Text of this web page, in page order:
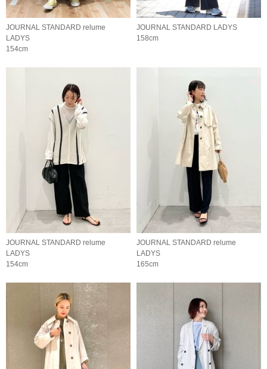
JOURNAL STANDARD relume
LADYS
154cm
JOURNAL STANDARD LADYS
158cm
JOURNAL STANDARD relume
LADYS
154cm
JOURNAL STANDARD relume
LADYS
165cm